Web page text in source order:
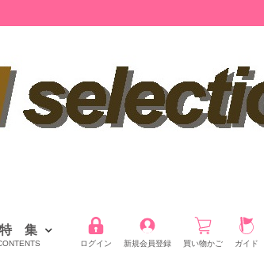
特 集
ログイン 新規会員登録 買い物かご ガイド